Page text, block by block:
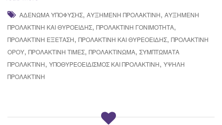
ΑΔΈΝΩΜΑ ΥΠΌΦΥΣΗΣ, ΑΥΞΗΜΈΝΗ ΠΡΟΛΑΚΤΊΝΗ, ΑΥΞΗΜΈΝΗ
ΠΡΟΛΑΚΤΊΝΗ ΚΑΙ ΘΥΡΟΕΙΔΉΣ, ΠΡΟΛΑΚΤΊΝΗ ΓΟΝΙΜΌΤΗΤΑ,
ΠΡΟΛΑΚΤΊΝΗ ΕΞΈΤΑΣΗ, ΠΡΟΛΑΚΤΊΝΗ ΚΑΙ ΘΥΡΕΟΕΙΔΉΣ, ΠΡΟΛΑΚΤΊΝΗ
ΟΡΟΎ, ΠΡΟΛΑΚΤΊΝΗ ΤΙΜΈΣ, ΠΡΟΛΑΚΤΊΝΩΜΑ, ΣΥΜΠΤΏΜΑΤΑ
ΠΡΟΛΑΚΤΊΝΗ, ΥΠΟΘΥΡΕΟΕΙΔΙΣΜΌΣ ΚΑΙ ΠΡΟΛΑΚΤΊΝΗ, ΥΨΗΛΉ
ΠΡΟΛΑΚΤΊΝΗ